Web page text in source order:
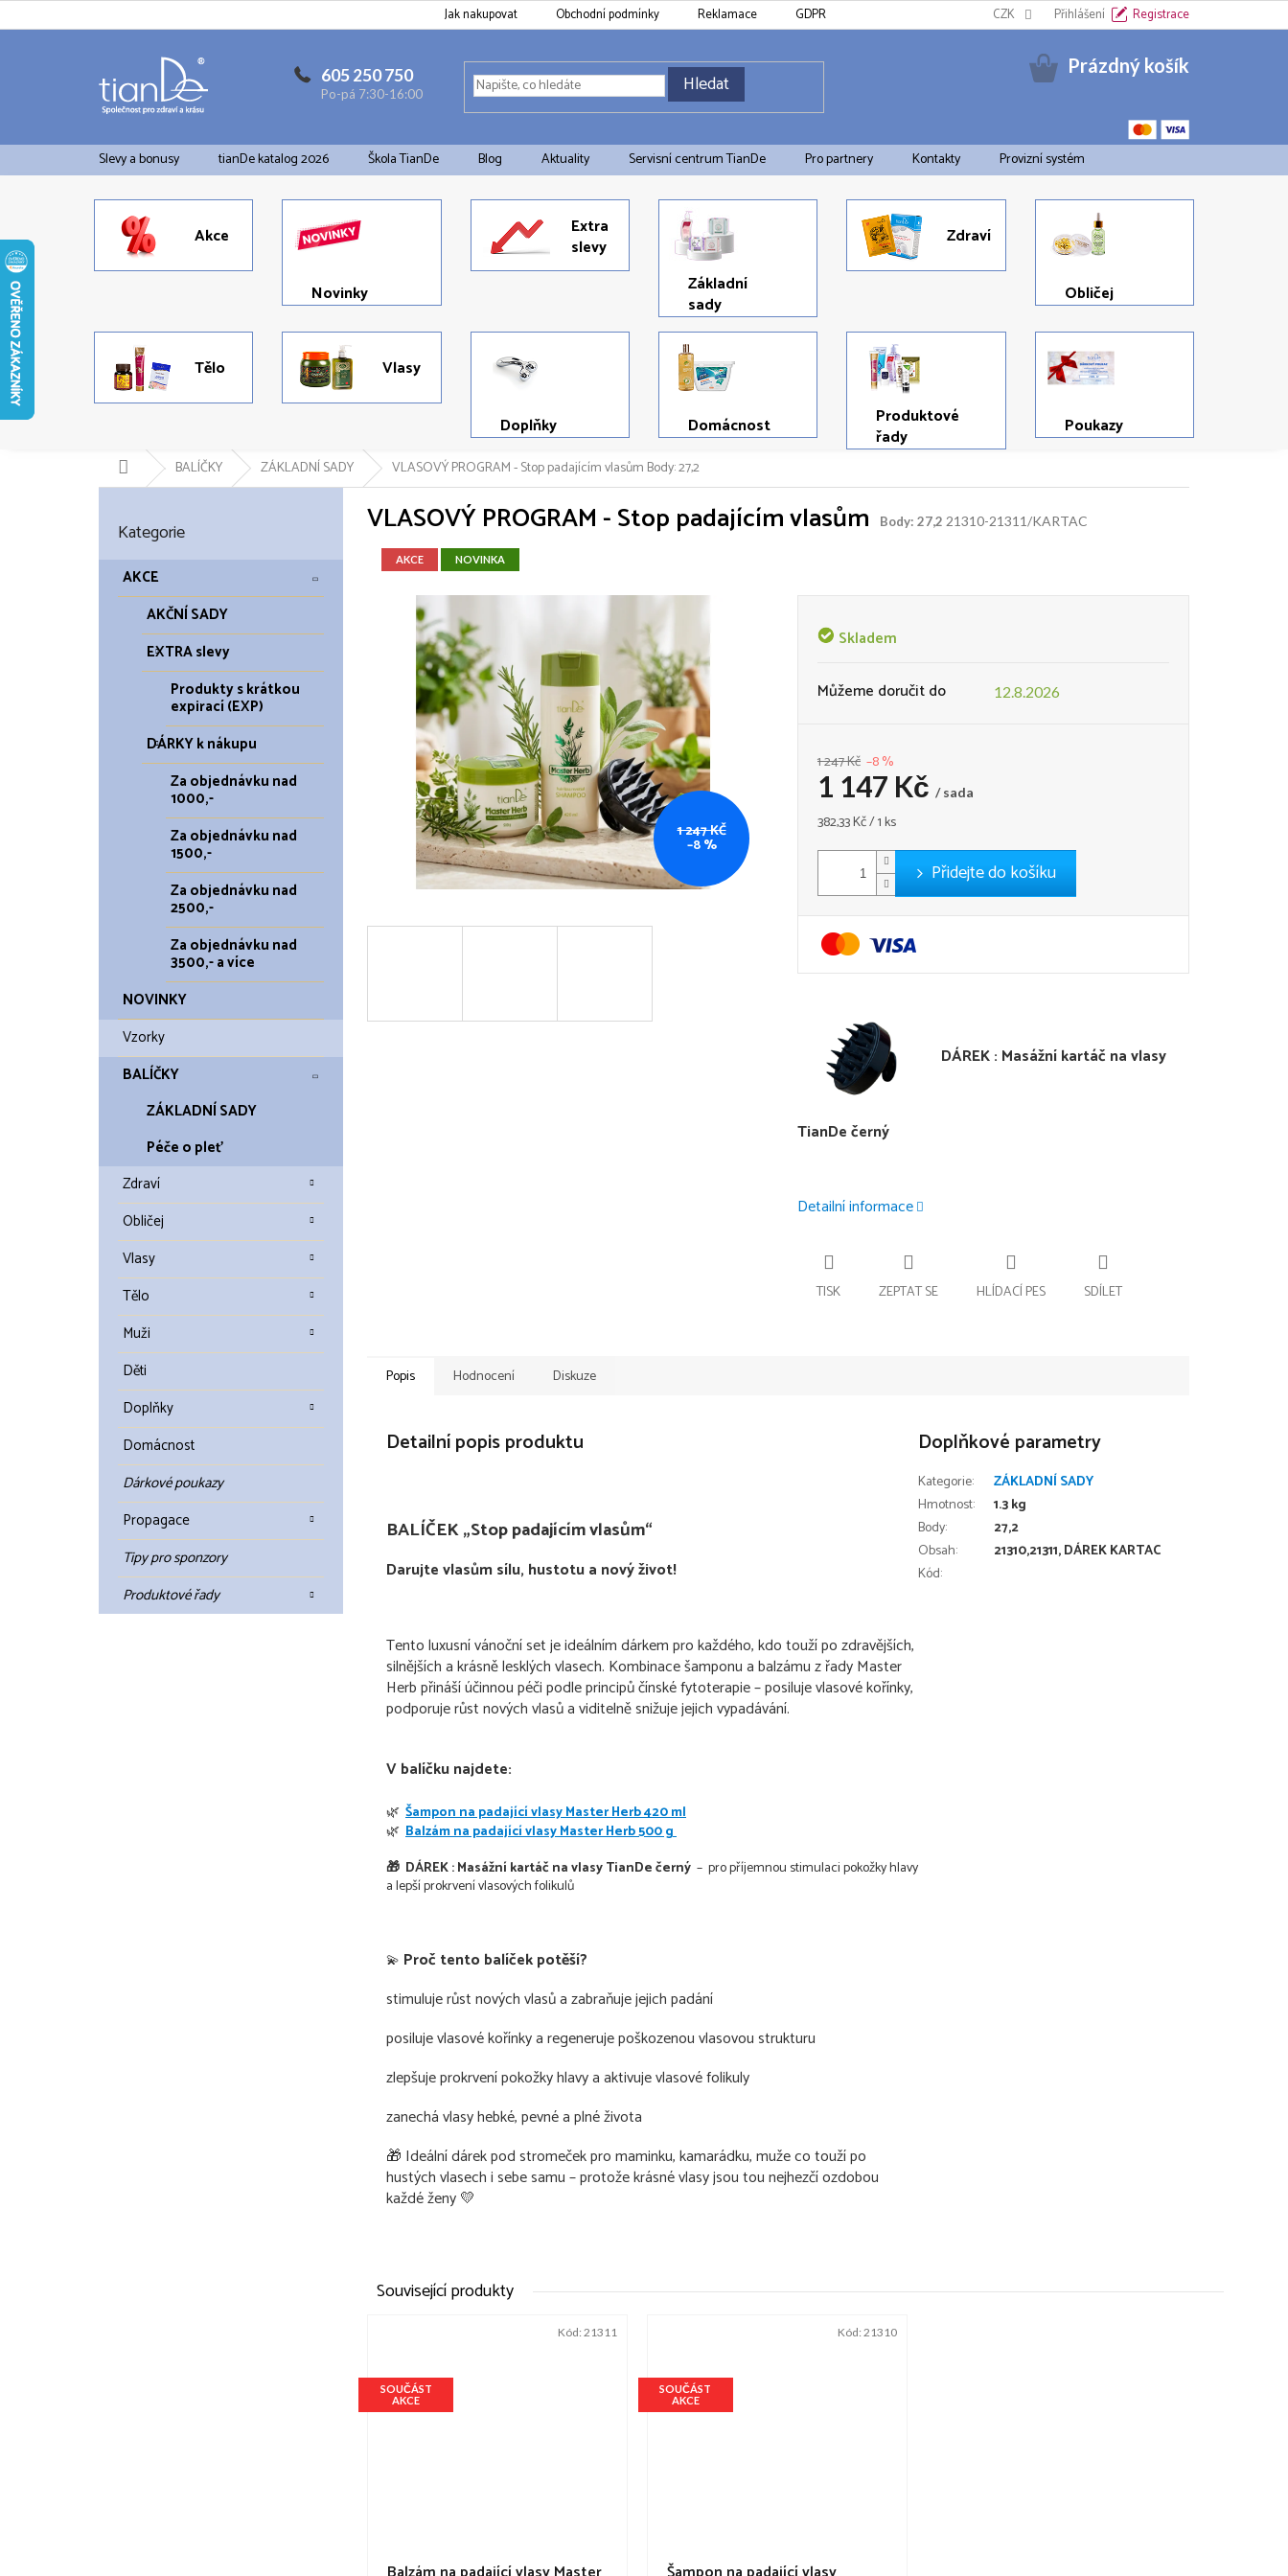
Přejít
na
Jak nakupovat Obchodní podmínky Reklamace GDPR Informační oznámení k EET Cookies Doprava a platba
CZK Přihlášení Registrace
605 250 750
Po-pá 7:30-16:00 Hledat
Nákupní
Prázdný košík
Slevy a bonusy tianDe katalog 2026 Škola TianDe Blog Aktuality Servisní centrum TianDe Pro partnery Kontakty Provizní systém
Akce
Novinky
Extra
slevy
Základní
sady
Zdraví
Obličej
Tělo Vlasy
Doplňky Domácnost
Produktové
řady
Poukazy
Domů BALÍČKY ZÁKLADNÍ SADY VLASOVÝ PROGRAM - Stop padajícím vlasům Body: 27,2
kategorie
Kategorie
AKCE
AKČNÍ SADY
EXTRA slevy
Produkty s krátkou
expirací (EXP)
DÁRKY k nákupu
Za objednávku nad
1000,-
Za objednávku nad
1500,-
Za objednávku nad
2500,-
Za objednávku nad
3500,- a více
NOVINKY
Vzorky
BALÍČKY
ZÁKLADNÍ SADY
Péče o pleť
Zdraví
Obličej
Vlasy
Tělo
Muži
Děti
Doplňky
Domácnost
Dárkové poukazy
Propagace
Tipy pro sponzory
Produktové řady
VLASOVÝ PROGRAM - Stop padajícím vlasům Body: 27,2 21310-21311/KARTAC
AKCE NOVINKA
1 247 KČ
–8 %
Skladem
Můžeme doručit do 12.8.2026
1 247 Kč –8 %
1 147 Kč / sada
Měrná
382,33 Kč / 1 ks
Přidejte do košíku
DÁREK : Masážní kartáč na vlasy
TianDe černý
Detailní informace
TISK ZEPTAT SE HLÍDACÍ PES SDÍLET
Popis Hodnocení Diskuze
Detailní popis produktu
BALÍČEK „Stop padajícím vlasům“
Darujte vlasům sílu, hustotu a nový život!
Tento luxusní vánoční set je ideálním dárkem pro každého, kdo touží po zdravějších,
silnějších a krásně lesklých vlasech. Kombinace šamponu a balzámu z řady Master
Herb přináší účinnou péči podle principů čínské fytoterapie – posiluje vlasové kořínky,
podporuje růst nových vlasů a viditelně snižuje jejich vypadávání.
V balíčku najdete:
🌿 Šampon na padající vlasy Master Herb 420 ml
🌿 Balzám na padající vlasy Master Herb 500 g
🎁 DÁREK : Masážní kartáč na vlasy TianDe černý – pro příjemnou stimulaci pokožky hlavy
a lepší prokrvení vlasových folikulů
💫 Proč tento balíček potěší?
stimuluje růst nových vlasů a zabraňuje jejich padání
posiluje vlasové kořínky a regeneruje poškozenou vlasovou strukturu
zlepšuje prokrvení pokožky hlavy a aktivuje vlasové folikuly
zanechá vlasy hebké, pevné a plné života
🎁 Ideální dárek pod stromeček pro maminku, kamarádku, muže co touží po
hustých vlasech i sebe samu – protože krásné vlasy jsou tou nejhezčí ozdobou
každé ženy 💛
Doplňkové parametry
Kategorie:
ZÁKLADNÍ SADY
Hmotnost:
1.3 kg
Body:
27,2
Obsah:
21310,21311, DÁREK KARTAC
Kód:
Související produkty
SOUČÁST
AKCE
Kód: 21311
SOUČÁST
AKCE
Kód: 21310